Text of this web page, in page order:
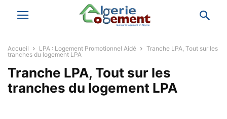
Accueil LPA : Logement Promotionnel Aidé
Tranche LPA, Tout sur les
tranches du logement LPA
Tranche LPA, Tout sur les
tranches du logement LPA